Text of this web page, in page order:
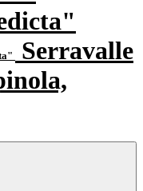
Serravalle